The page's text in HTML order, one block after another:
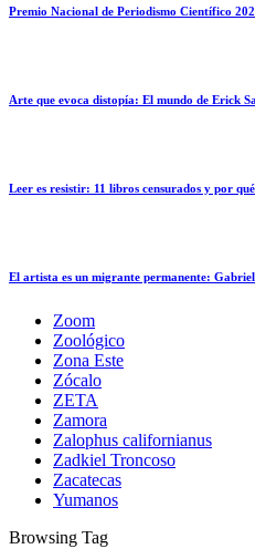
Premio Nacional de Periodismo Científico
Arte que evoca distopía: El mundo de Erick
Leer es resistir: 11 libros censurados y por
El artista es un migrante permanente:
Zoom
Zoológico
Zona Este
Zócalo
ZETA
Zamora
Zalophus californianus
Zadkiel Troncoso
Zacatecas
Yumanos
Browsing Tag